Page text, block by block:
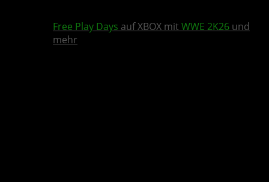
Free Play Days auf XBOX mit WWE 2K26 und
mehr